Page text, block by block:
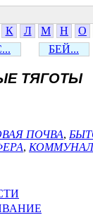
К Л М Н О
БЕЙ...
ТЯГОТЫ
ПОЧВА,
,